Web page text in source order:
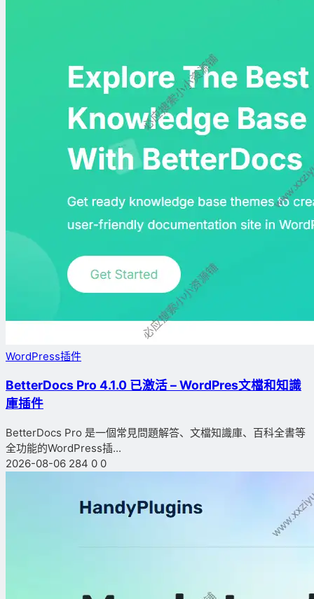
WordPress插件
BetterDocs Pro 4.1.0 已激活 – WordPres文檔和知識
庫插件
BetterDocs Pro 是一個常見問題解答、文檔知識庫、百科全書等
全功能的WordPress插...
2026-08-06 284 0 0